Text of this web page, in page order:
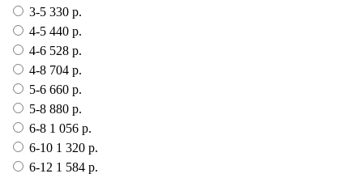
3-5 330 р.
4-5 440 р.
4-6 528 р.
4-8 704 р.
5-6 660 р.
5-8 880 р.
6-8 1 056 р.
6-10 1 320 р.
6-12 1 584 р.